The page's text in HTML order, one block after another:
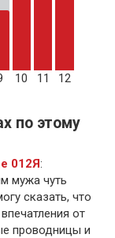
10 11 12
по этому
012Я:
мужа чуть
сказать, что
от
проводницы и